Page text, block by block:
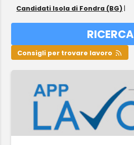
Candidati Isola di Fondra (BG) |
RICERCA
Consigli per trovare lavoro